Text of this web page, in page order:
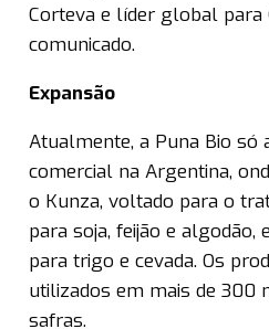
Corteva e líder global para
comunicado.
Expansão
Atualmente, a Puna Bio só
comercial na Argentina,
o Kunza, voltado para o
para soja, feijão e algodão,
para trigo e cevada. Os
utilizados em mais de 300
safras.